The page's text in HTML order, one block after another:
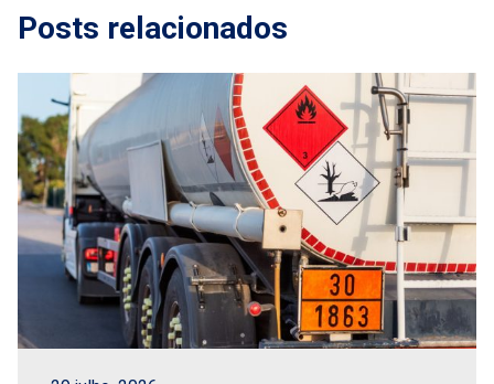
Posts relacionados